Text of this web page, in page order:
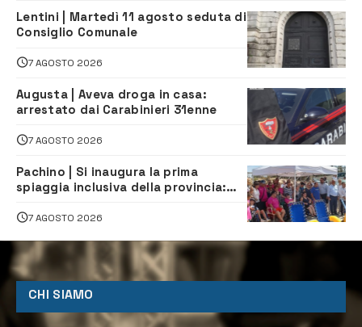
Lentini | Martedì 11 agosto seduta di
Consiglio Comunale
7 AGOSTO 2026
Augusta | Aveva droga in casa:
arrestato dai Carabinieri 31enne
7 AGOSTO 2026
Pachino | Si inaugura la prima
spiaggia inclusiva della provincia:
tutti
7 AGOSTO 2026
CHI SIAMO